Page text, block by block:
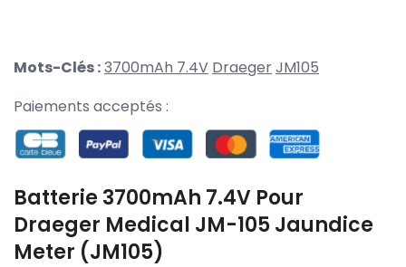
Mots-Clés :3700mAh 7.4V DraegerJM105
Paiements acceptés :
Batterie 3700mAh 7.4V Pour
Draeger Medical JM-105 Jaundice
Meter (JM105)